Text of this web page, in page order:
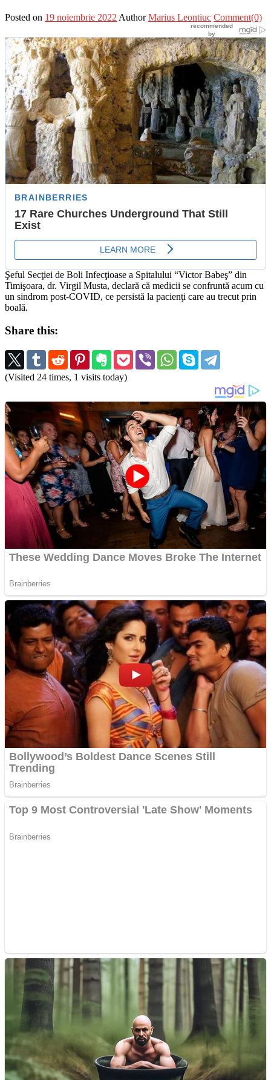
Posted on 19 noiembrie 2022 Author Marius Leontiuc Comment(0)
Şeful Secţiei de Boli Infecţioase a Spitalului “Victor Babeş” din
Timişoara, dr. Virgil Musta, declară că medicii se confruntă acum cu
un sindrom post-COVID, ce persistă la pacienţi care au trecut prin
boală.
Share this:
(Visited 24 times, 1 visits today)